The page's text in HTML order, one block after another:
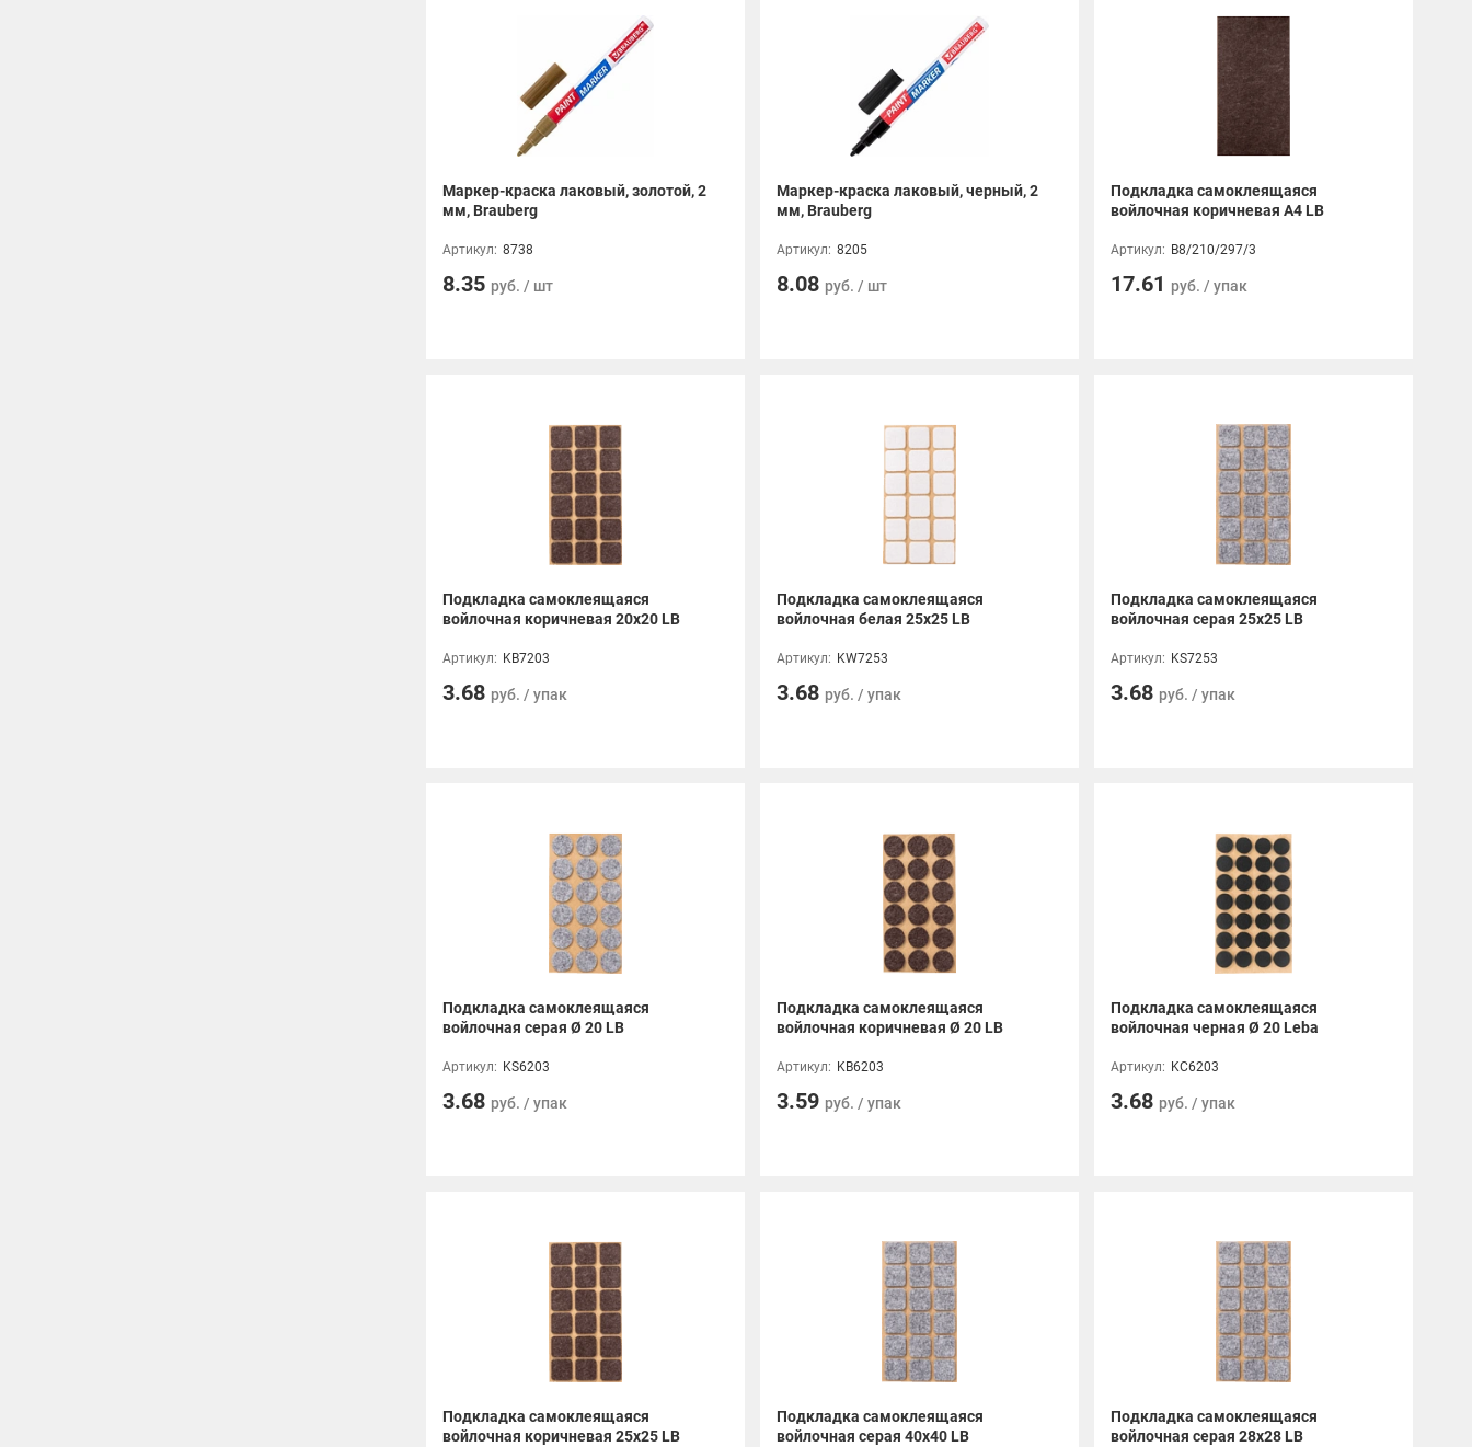
Маркер-краска лаковый, золотой, 2
мм, Brauberg
Артикул: 8738
8.35 руб. / шт
Маркер-краска лаковый, черный, 2
мм, Brauberg
Артикул: 8205
8.08 руб. / шт
Подкладка самоклеящаяся
войлочная коричневая A4 LB
Артикул: B8/210/297/3
17.61 руб. / упак
Подкладка самоклеящаяся
войлочная коричневая 20x20 LB
Артикул: KB7203
3.68 руб. / упак
Подкладка самоклеящаяся
войлочная белая 25x25 LB
Артикул: KW7253
3.68 руб. / упак
Подкладка самоклеящаяся
войлочная серая 25x25 LB
Артикул: KS7253
3.68 руб. / упак
Подкладка самоклеящаяся
войлочная серая Ø 20 LB
Артикул: KS6203
3.68 руб. / упак
Подкладка самоклеящаяся
войлочная коричневая Ø 20 LB
Артикул: KB6203
3.59 руб. / упак
Подкладка самоклеящаяся
войлочная черная Ø 20 Leba
Артикул: KC6203
3.68 руб. / упак
Подкладка самоклеящаяся
войлочная коричневая 25x25 LB
Подкладка самоклеящаяся
войлочная серая 40x40 LB
Подкладка самоклеящаяся
войлочная серая 28x28 LB